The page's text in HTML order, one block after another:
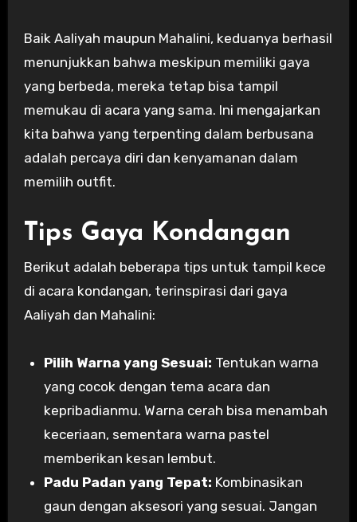
Baik Aaliyah maupun Mahalini, keduanya berhasil
menunjukkan bahwa meskipun memiliki gaya
yang berbeda, mereka tetap bisa tampil
memukau di acara yang sama. Ini mengajarkan
kita bahwa yang terpenting dalam berbusana
adalah percaya diri dan kenyamanan dalam
memilih outfit.
Tips Gaya Kondangan
Berikut adalah beberapa tips untuk tampil kece
di acara kondangan, terinspirasi dari gaya
Aaliyah dan Mahalini:
Pilih Warna yang Sesuai: Tentukan warna
yang cocok dengan tema acara dan
kepribadianmu. Warna cerah bisa menambah
keceriaan, sementara warna pastel
memberikan kesan lembut.
Padu Padan yang Tepat: Kombinasikan
gaun dengan aksesori yang sesuai. Jangan